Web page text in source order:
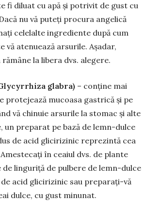
fi diluat cu apă şi po­trivit de gust cu
nu vă puteţi procura an­ge­li­că
celelalte ingre­diente după cum
vă atenuează arsurile. Aşa­dar,
la libera dvs. ale­gere.
glabra) – conţine mai
prote­jează mucoasa gastrică şi pe
vă chi­nuie arsurile la stomac şi alte
un pre­parat pe bază de lemn-dulce
de acid glicirizinic reprezintă cea
în ceaiul dvs. de plante
linguriţă de pulbere de lemn-dulce
acid gliciri­zinic sau prepa­raţi-vă
dulce, cu gust minunat.